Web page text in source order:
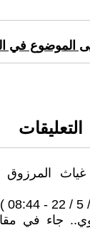
الموضوع في
التعليقات
غياث المرزوق
جاء في